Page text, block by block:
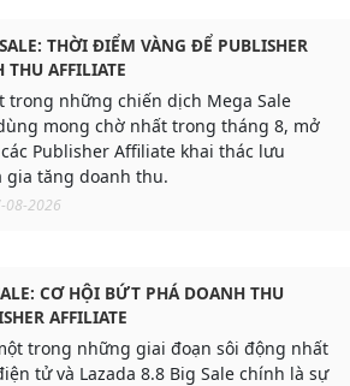
THỜI ĐIỂM VÀNG ĐỂ PUBLISHER
THU AFFILIATE
trong những chiến dịch Mega Sale
mong chờ nhất trong tháng 8, mở
Publisher Affiliate khai thác lưu
gia tăng doanh thu.
08-2026
CƠ HỘI BỨT PHÁ DOANH THU
AFFILIATE
trong những giai đoạn sôi động nhất
tử và Lazada 8.8 Big Sale chính là sự